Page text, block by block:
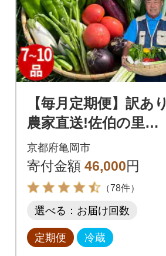
【毎月定期便】訳あり
農家直送!佐伯の里の
新鮮 野菜セット(7～1
0品目)全6回
京都府亀岡市
寄付金額 46,000円
（78件）
選べる：お届け回数
定期便 冷蔵